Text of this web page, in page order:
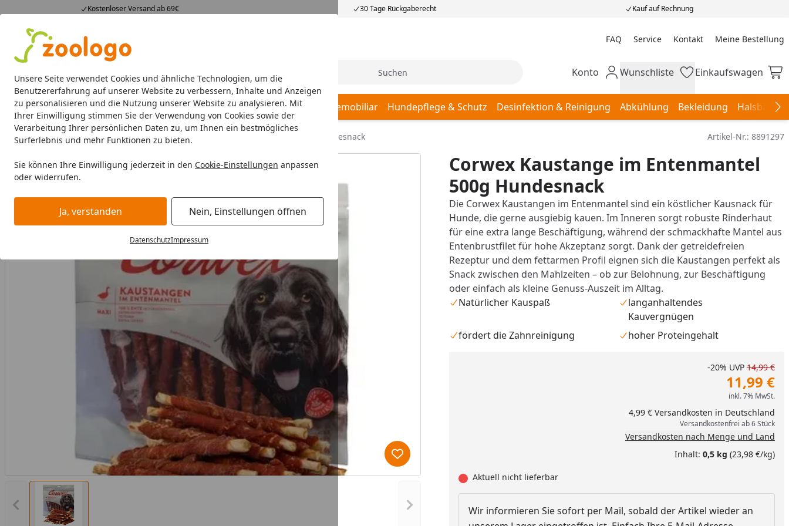
Unsere Seite verwendet Cookies und ähnliche Technologien, um die
Benutzererfahrung auf unserer Website zu verbessern, Inhalte und Anzeigen
zu personalisieren und die Nutzung unserer Website zu analysieren. Mit
Ihrer Einwilligung stimmen Sie der Verwendung von Cookies sowie der
Verarbeitung Ihrer persönlichen Daten zu, um Ihnen ein bestmögliches
Surferlebnis und mehr Funktionen zu bieten.
Sie können Ihre Einwilligung jederzeit in den Cookie-Einstellungen anpassen
oder widerrufen.
Ja, verstanden Nein, Einstellungen öffnen
DatenschutzImpressum
Kostenloser Versand ab 69€ 30 Tage Rückgaberecht Kauf auf Rechnung
4,74
23.588 Bewertungen FAQ Service Kontakt Meine Bestellung
Meine Bestellung
Alle Produkte
Alle Produkte Angebote Neuheiten Sommerhits Suche Mein Konto
Konto Wunschliste
Wunschliste Einkaufswagen
Einkaufswagen
Hund Hundefutter Hundenäpfe & Co Hundeschlafplätze Hundemobiliar Hundepflege & Schutz Desinfektion & Reinigung Abkühlung Bekleidung
Startseite
Hund Hundefutter Snacks Corwex Kaustange im Entenmantel 500g Hundesnack Artikel-Nr.: 8891297
Vorheriges Bild anzeigen Nächstes Bild anzeigen
Produkt zur Wunschliste hinzufügen
Corwex Kaustange im Entenmantel
500g Hundesnack
Die Corwex Kaustangen im Entenmantel sind ein köstlicher Kausnack für
Hunde, die gerne ausgiebig kauen. Im Inneren sorgt robuste Rinderhaut
für eine extra lange Beschäftigung, während der schmackhafte Mantel aus
Entenbrustfilet für hohe Akzeptanz sorgt. Dank der getreidefreien
Rezeptur und dem fettarmen Profil eignen sich die Kaustangen perfekt als
Snack zwischen den Mahlzeiten – ob zur Belohnung, zur Beschäftigung
oder einfach als kleine Genuss-Auszeit im Alltag.
Natürlicher Kauspaß
langanhaltendes
Kauvergnügen
fördert die Zahnreinigung
hoher Proteingehalt
-20% UVP 14,99 €
11,99 €
inkl. 7% MwSt.
4,99 € Versandkosten in Deutschland
Versandkostenfrei ab 6 Stück
Versandkosten nach Menge und Land
Inhalt: 0,5 kg (23,98 €/kg)
Aktuell nicht lieferbar
Wir informieren Sie sofort per Mail, sobald der Artikel wieder an